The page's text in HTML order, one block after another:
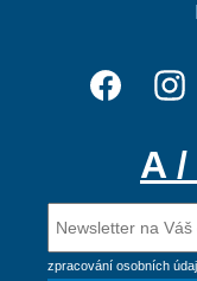
A
zpracování osobních